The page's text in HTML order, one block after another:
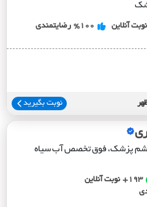
نوبت آنلاین %100 رضایتمندی
نوبت بگیرید
پزشک، فوق تخصص آب سیاه
193+
نوبت آنلاین